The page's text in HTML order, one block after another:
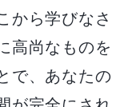
から学びなさ
高尚なものを
で、あなたの